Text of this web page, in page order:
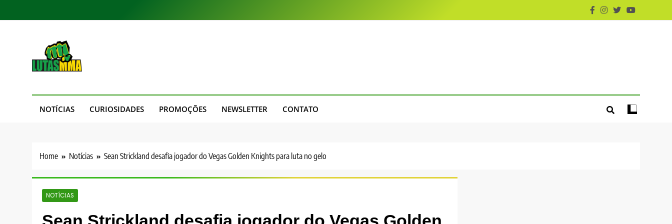
to
NOTÍCIAS CURIOSIDADES PROMOÇÕES NEWSLETTER CONTATO
Home Notícias Sean Strickland desafia jogador do Vegas Golden Knights para luta no gelo
NOTÍCIAS